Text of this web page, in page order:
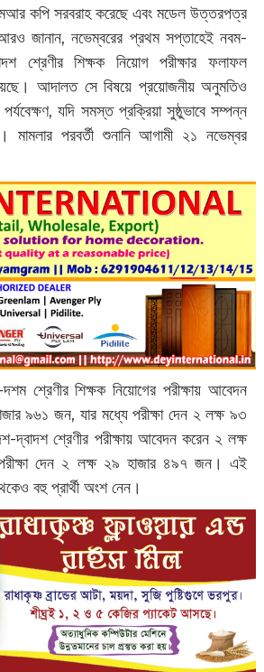
কপি সরবরাহ করেছে এবং মডেল উত্তরপত্র
জানান, নভেম্বরের প্রথম সপ্তাহেই নবম-
শ্রেণীর শিক্ষক নিয়োগ পরীক্ষার ফলাফল
আদালত সে বিষয়ে প্রয়োজনীয় অনুমতিও
যদি সমস্ত প্রক্রিয়া সুষ্ঠুভাবে সম্পন্ন
পরবর্তী শুনানি আগামী ২১ নভেম্বর
শ্রেণীর শিক্ষক নিয়োগের পরীক্ষায় আবেদন
৯৬১ জন, যার মধ্যে পরীক্ষা দেন ২ লক্ষ ৯৩
শ্রেণীর পরীক্ষায় আবেদন করেন ২ লক্ষ
দেন ২ লক্ষ ২৯ হাজার ৪৯৭ জন। এই
বহু প্রার্থী অংশ নেন।